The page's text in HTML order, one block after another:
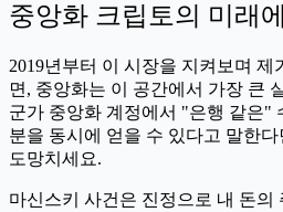
중앙화 크립토의 미래
2019년부터 이 시장을 지켜보며
면, 중앙화는 이 공간에서 가장 큰
군가 중앙화 계정에서 "은행 같은"
분을 동시에 얻을 수 있다고 말한
도망치세요.
마신스키 사건은 진정으로 내 돈의